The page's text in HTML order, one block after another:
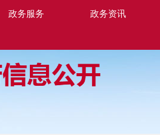
政务服务 政务资讯